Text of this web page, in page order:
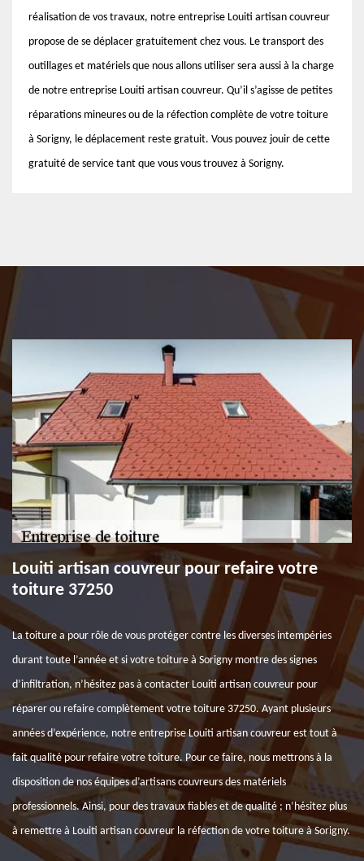
réalisation de vos travaux, notre entreprise Louiti artisan couvreur
propose de se déplacer gratuitement chez vous. Le transport des
outillages et matériels que nous allons utiliser sera aussi à la charge
de notre entreprise Louiti artisan couvreur. Qu’il s’agisse de petites
réparations mineures ou de la réfection complète de votre toiture
à Sorigny, le déplacement reste gratuit. Vous pouvez jouir de cette
gratuité de service tant que vous vous trouvez à Sorigny.
Louiti artisan couvreur pour refaire votre
toiture 37250
La toiture a pour rôle de vous protéger contre les diverses intempéries
durant toute l’année et si votre toiture à Sorigny montre des signes
d’infiltration, n’hésitez pas à contacter Louiti artisan couvreur pour
réparer ou refaire complètement votre toiture 37250. Ayant plusieurs
années d’expérience, notre entreprise Louiti artisan couvreur est tout à
fait qualité pour refaire votre toiture. Pour ce faire, nous mettrons à la
disposition de nos équipes d’artisans couvreurs des matériels
professionnels. Ainsi, pour des travaux fiables et de qualité ; n’hésitez plus
à remettre à Louiti artisan couvreur la réfection de votre toiture à Sorigny.